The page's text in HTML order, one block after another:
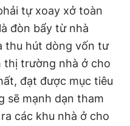
tự xoay xở toàn
đòn bẩy từ nhà
thu hút dòng vốn tư
thị trường nhà ở cho
đạt được mục tiêu
sẽ mạnh dạn tham
các khu nhà ở cho